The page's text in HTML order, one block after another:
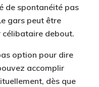
de spontanéité pas
gars peut être
debout.
option pour dire
accomplir
dès que